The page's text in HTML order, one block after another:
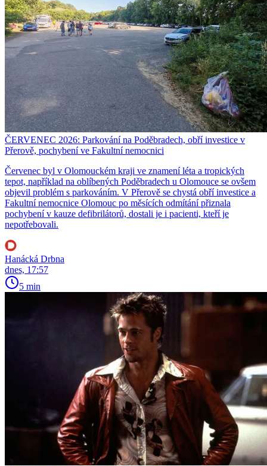
ČERVENEC 2026: Parkování na Poděbradech, obří investice v
Přerově, pochybení ve Fakultní nemocnici
Červenec byl v Olomouckém kraji ve znamení léta a tropických
tepot, například na oblíbených Poděbradech u Olomouce se ovšem
objevil problém s parkováním. V Přerově se chystá obří investice a
Fakultní nemocnice Olomouc po měsících odmítání přiznala
pochybení v kauze defibrilátorů, dostali je i pacienti, kteří je
nepotřebovali.
Hanácká Drbna
dnes, 17:57
5 min